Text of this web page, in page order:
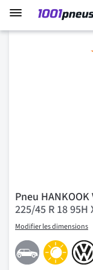
Pneu
225/45 R 18 95H
Modifier les dimensions